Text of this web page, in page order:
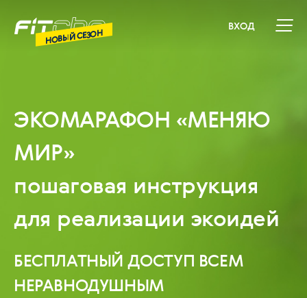
ЭКОМАРАФОН «МЕНЯЮ
МИР»
пошаговая инструкция
для реализации экоидей
БЕСПЛАТНЫЙ ДОСТУП ВСЕМ
НЕРАВНОДУШНЫМ
НОВЫЙ СЕЗОН
ВХОД